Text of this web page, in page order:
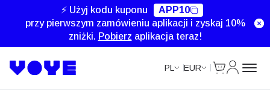
⚡ Użyj kodu kuponu
APP10
przy pierwszym zamówieniu aplikacji i zyskaj 10%
zniżki. Pobierz aplikacja teraz!
PL EUR